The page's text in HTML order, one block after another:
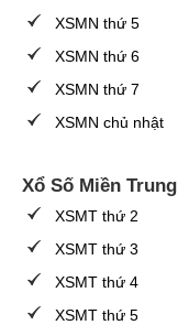
XSMN thứ 5
XSMN thứ 6
XSMN thứ 7
XSMN chủ nhật
Xổ Số Miền Trung
XSMT thứ 2
XSMT thứ 3
XSMT thứ 4
XSMT thứ 5